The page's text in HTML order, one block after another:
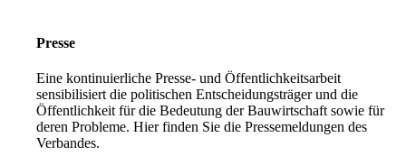
Presse
Eine kontinuierliche Presse- und Öffentlichkeitsarbeit
sensibilisiert die politischen Entscheidungsträger und die
Öffentlichkeit für die Bedeutung der Bauwirtschaft sowie für
deren Probleme. Hier finden Sie die Pressemeldungen des
Verbandes.